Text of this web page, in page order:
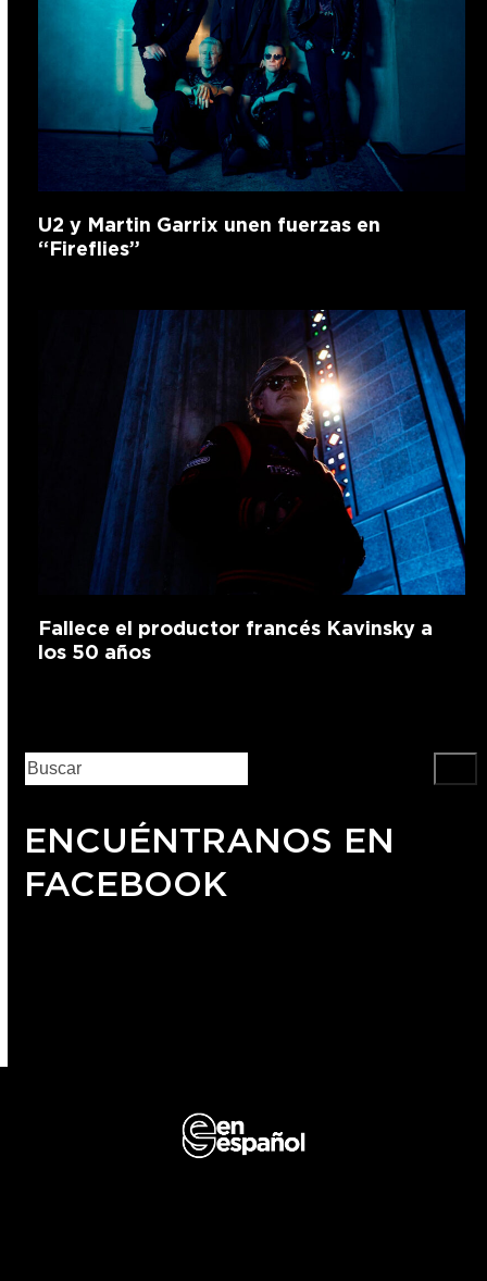
U2 y Martin Garrix unen fuerzas en
“Fireflies”
Fallece el productor francés Kavinsky a
los 50 años
ENCUÉNTRANOS EN
FACEBOOK